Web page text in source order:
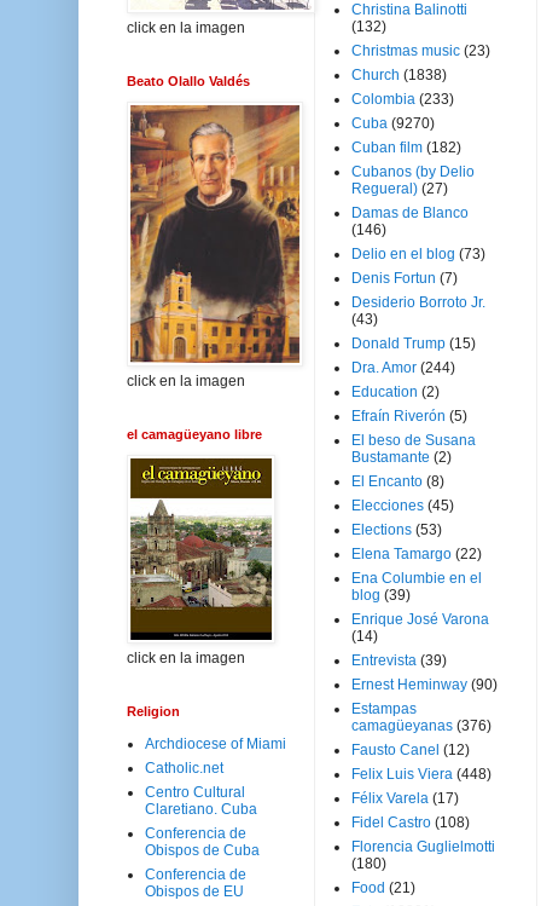
click en la imagen
Beato Olallo Valdés
click en la imagen
el camagüeyano libre
click en la imagen
Religion
Archdiocese of Miami
Catholic.net
Centro Cultural
Claretiano. Cuba
Conferencia de
Obispos de Cuba
Conferencia de
Obispos de EU
Christina Balinotti
(132)
Christmas music (23)
Church (1838)
Colombia (233)
Cuba (9270)
Cuban film (182)
Cubanos (by Delio
Regueral) (27)
Damas de Blanco
(146)
Delio en el blog (73)
Denis Fortun (7)
Desiderio Borroto Jr.
(43)
Donald Trump (15)
Dra. Amor (244)
Education (2)
Efraín Riverón (5)
El beso de Susana
Bustamante (2)
El Encanto (8)
Elecciones (45)
Elections (53)
Elena Tamargo (22)
Ena Columbie en el
blog (39)
Enrique José Varona
(14)
Entrevista (39)
Ernest Heminway (90)
Estampas
camagüeyanas (376)
Fausto Canel (12)
Felix Luis Viera (448)
Félix Varela (17)
Fidel Castro (108)
Florencia Guglielmotti
(180)
Food (21)